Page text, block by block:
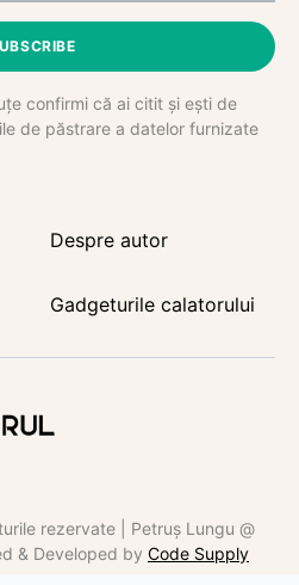
confirmi că ai citit și ești de
de păstrare a datelor furnizate
Despre autor
Gadgeturile calatorului
rezervate | Petruș Lungu @
& Developed by Code Supply